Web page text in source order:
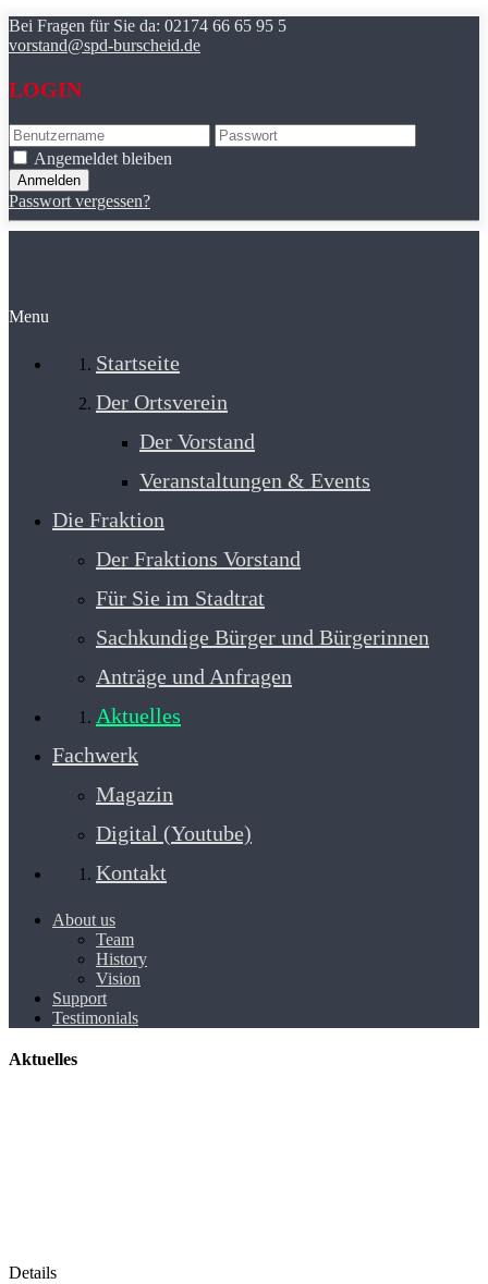
Bei Fragen für Sie da: 02174 66 65 95 5
vorstand@spd-burscheid.de
LOGIN
Angemeldet bleiben
Passwort vergessen?
Menu
Startseite
Der Ortsverein
Der Vorstand
Veranstaltungen & Events
Die Fraktion
Der Fraktions Vorstand
Für Sie im Stadtrat
Sachkundige Bürger und Bürgerinnen
Anträge und Anfragen
Aktuelles
Fachwerk
Magazin
Digital (Youtube)
Kontakt
About us
Team
History
Vision
Support
Testimonials
Aktuelles
Details